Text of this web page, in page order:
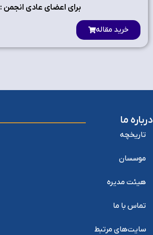
برای اعضای عادی انجمن : ۴٠,٠٠٠ ریال
خرید مقاله
درباره ما
تاریخچه
موسسان
هیئت مدیره
تماس با ما
سایت‌های مرتبط